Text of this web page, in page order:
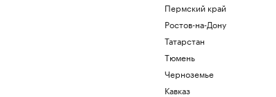
Орешкин рассказал, когда применять
Пермский край
Ростов-на-Дону
Татарстан
Тюмень
Черноземье
Кавказ